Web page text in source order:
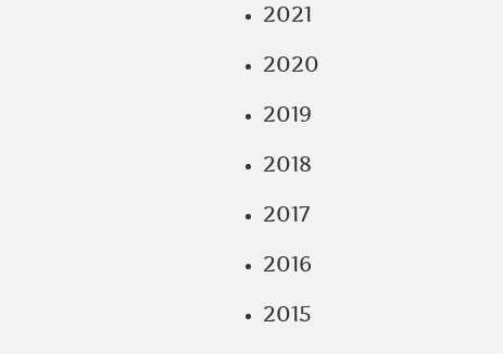
2021
2020
2019
2018
2017
2016
2015